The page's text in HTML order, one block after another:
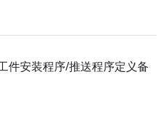
件安装程序/推送程序定义备